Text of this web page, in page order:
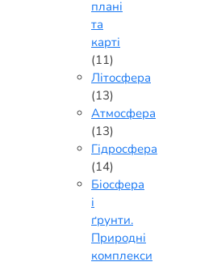
плані
та
карті
(11)
Літосфера
(13)
Атмосфера
(13)
Гідросфера
(14)
Біосфера
і
ґрунти.
Природні
комплекси